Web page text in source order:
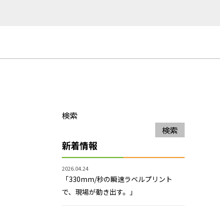
検索
検索
新着情報
2026.04.24
「330mm/秒の瞬速ラベルプリント
で、現場が動き出す。」